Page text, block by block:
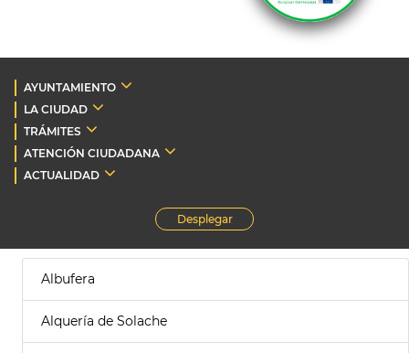
AYUNTAMIENTO
LA CIUDAD
TRÁMITES
ATENCIÓN CIUDADANA
ACTUALIDAD
Desplegar
Albufera
Alquería de Solache